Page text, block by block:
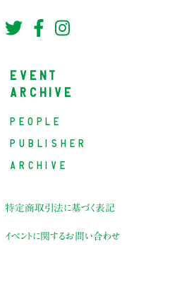
EVENT
ARCHIVE
PEOPLE
PUBLISHER
ARCHIVE
特定商取引法に基づく表記
イベントに関するお問い合わせ